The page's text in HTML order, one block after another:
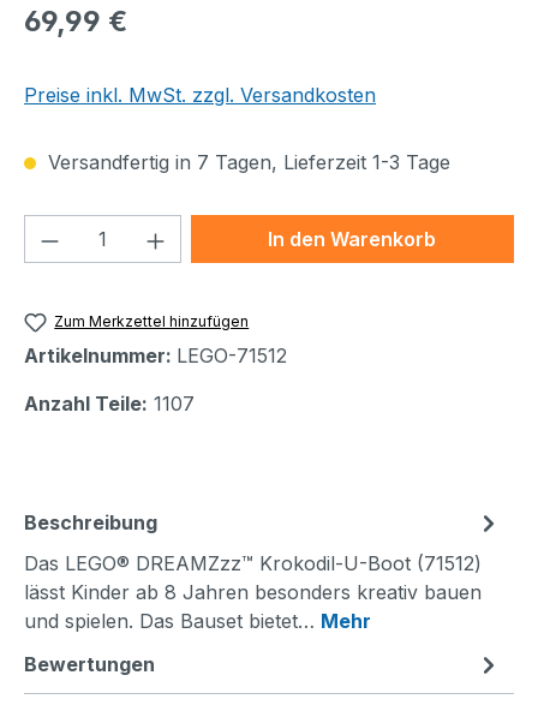
Regulärer Preis:
69,99 €
Preise inkl. MwSt. zzgl. Versandkosten
Versandfertig in 7 Tagen, Lieferzeit 1-3 Tage
Produkt Anzahl: Gib denIn den Warenkorb
Zum Merkzettel hinzufügen
Artikelnummer: LEGO-71512
Anzahl Teile: 1107
Beschreibung
Das LEGO® DREAMZzz™ Krokodil-U-Boot (71512)
lässt Kinder ab 8 Jahren besonders kreativ bauen
und spielen. Das Bauset bietet… Mehr
Bewertungen